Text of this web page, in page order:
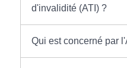
d'invalidité (ATI) ?
Qui est concerné par